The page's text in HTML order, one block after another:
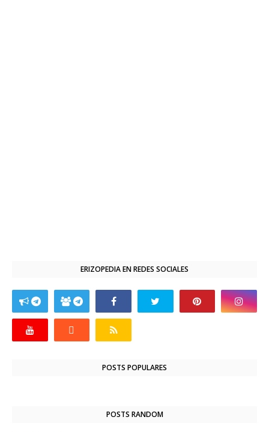
ERIZOPEDIA EN REDES SOCIALES
POSTS POPULARES
POSTS RANDOM